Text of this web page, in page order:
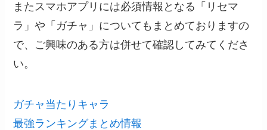
またスマホアプリには必須情報となる「リセマ
ラ」や「ガチャ」についてもまとめておりますの
で、ご興味のある方は併せて確認してみてくださ
い。
ガチャ当たりキャラ
最強ランキングまとめ情報